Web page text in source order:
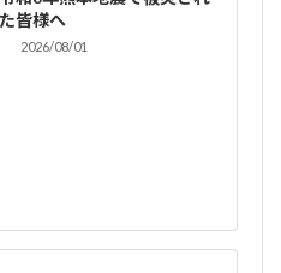
た皆様へ
2026/08/01